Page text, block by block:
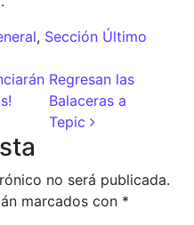
, Sección Último
entradas
Regresan las
Balaceras a
Tepic
no será publicada.
marcados con *